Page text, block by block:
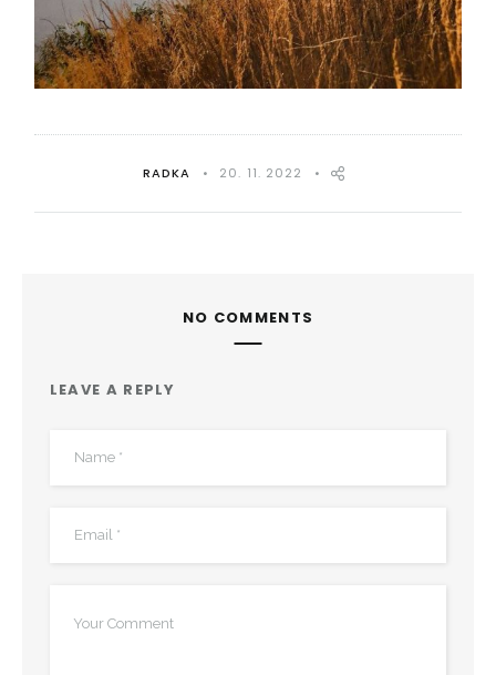
RADKA 20. 11. 2022
NO COMMENTS
LEAVE A REPLY